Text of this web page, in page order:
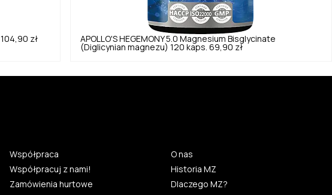
104,90 zł APOLLO'S HEGEMONY 5.0 Magnesium Bisglycinate
(Diglicynian magnezu) 120 kaps. 69,90 zł
Współpraca
Współpracuj z nami!
Zamówienia hurtowe
O nas
Historia MZ
Dlaczego MZ?